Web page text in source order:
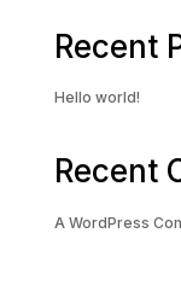
Recent
Hello world!
Recent
A WordPress